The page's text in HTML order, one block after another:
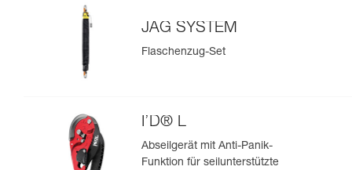
JAG SYSTEM
Flaschenzug-Set
I’D® L
Abseilgerät mit Anti-Panik-
Funktion für seilunterstützte